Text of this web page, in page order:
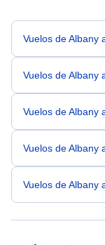
Vuelos de Albany
Vuelos de Albany
Vuelos de Albany
Vuelos de Albany
Vuelos de Albany